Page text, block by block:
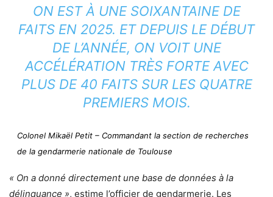
ON EST À UNE SOIXANTAINE DE
FAITS EN 2025. ET DEPUIS LE DÉBUT
DE L’ANNÉE, ON VOIT UNE
ACCÉLÉRATION TRÈS FORTE AVEC
PLUS DE 40 FAITS SUR LES QUATRE
PREMIERS MOIS.
Colonel Mikaël Petit – Commandant la section de recherches
de la gendarmerie nationale de Toulouse
« On a donné directement une base de données à la
délinquance », estime l’officier de gendarmerie. Les